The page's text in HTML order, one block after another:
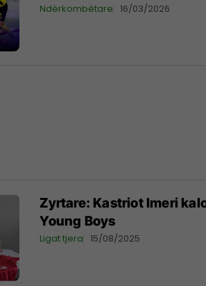
Ndërkombëtare 16/03/2026
Zyrtare: Kastriot Imeri
Young Boys
Ligat tjera 15/08/2025